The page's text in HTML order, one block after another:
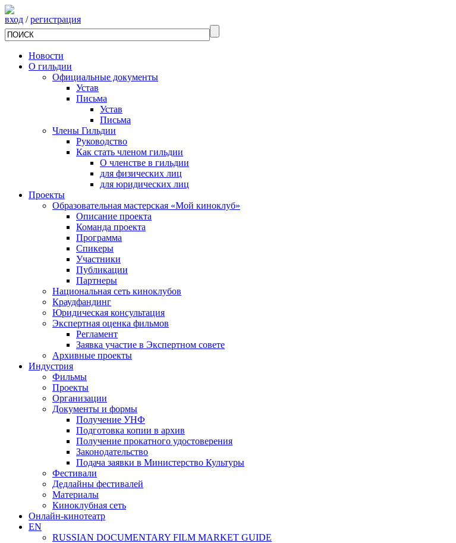
вход /регистрация
Новости
О гильдии
Официальные документы
Устав
Письма
Устав
Письма
Члены Гильдии
Руководство
Как стать членом гильдии
О членстве в гильдии
для физических лиц
для юридических лиц
Проекты
Образовательная мастерская «Мой киноклуб»
Описание проекта
Команда проекта
Программа
Спикеры
Участники
Публикации
Партнеры
Национальная сеть киноклубов
Краудфандинг
Юридическая консультация
Экспертная оценка фильмов
Регламент
Заявка участие в Экспертном совете
Архивные проекты
Индустрия
Фильмы
Проекты
Организации
Документы и формы
Получение УНФ
Подготовка копии в архив
Получение прокатного удостоверения
Законодательство
Подача заявки в Министерство Культуры
Фестивали
Дедлайны фестивалей
Материалы
Киноклубная сеть
Онлайн-кинотеатр
EN
RUSSIAN DOCUMENTARY FILM MARKET GUIDE